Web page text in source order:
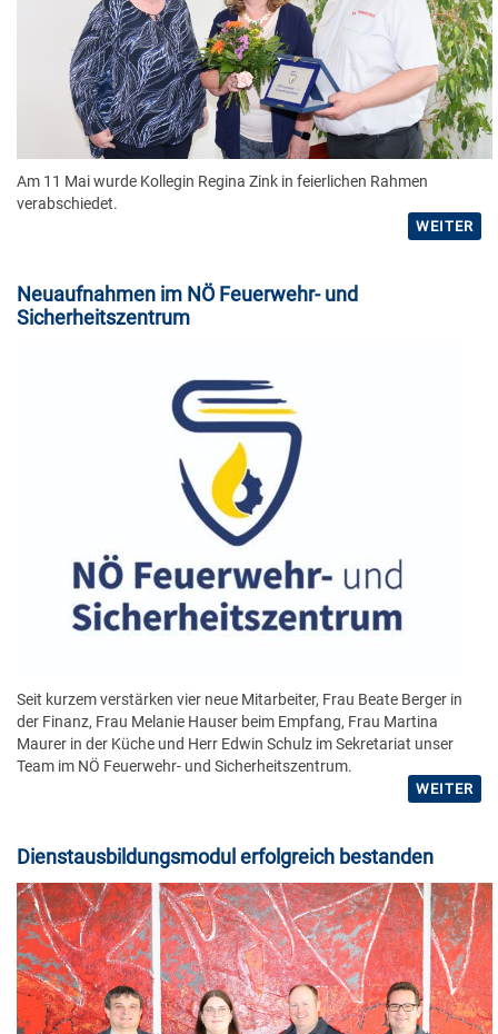
Am 11 Mai wurde Kollegin Regina Zink in feierlichen Rahmen
verabschiedet.
WEITER
Neuaufnahmen im NÖ Feuerwehr- und
Sicherheitszentrum
Seit kurzem verstärken vier neue Mitarbeiter, Frau Beate Berger in
der Finanz, Frau Melanie Hauser beim Empfang, Frau Martina
Maurer in der Küche und Herr Edwin Schulz im Sekretariat unser
Team im NÖ Feuerwehr- und Sicherheitszentrum.
WEITER
Dienstausbildungsmodul erfolgreich bestanden